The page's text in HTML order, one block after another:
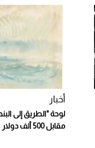
أخبار
لوحة "الطريق إلى
مقابل 500 ألف دولار